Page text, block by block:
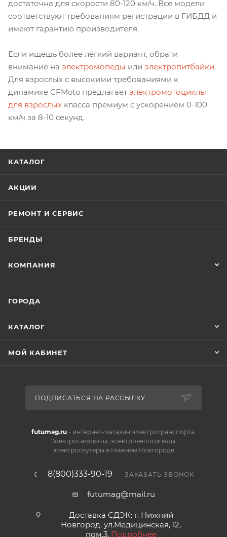
достаточна для скорости 80-120 км/ч. Все модели
соответствуют требованиям регистрации в ГИБДД и
имеют гарантию производителя.
Если ищешь более лёгкий вариант, обрати
внимание на электромопеды или электропитбайки.
Для взрослых с высокими требованиями к
динамике CFMoto предлагает электромотоциклы
для взрослых класса премиум с ускорением 0-100
км/ч за 8-10 секунд.
КАТАЛОГ
АКЦИИ
РЕМОНТ И СЕРВИС
БРЕНДЫ
КОМПАНИЯ
ГОРОДА
КАТАЛОГ
МОЙ КАБИНЕТ
ПОДПИСАТЬСЯ НА РАССЫЛКУ
futumag.ru- интернет-магазин электротранспорта.
Электросамокаты, электровелосипеды,
электроскутеры в Нижнем Новгороде
8(800)333-90-19 ЗАКАЗАТЬ ЗВОНОК
futumag@mail.ru
Доставка СДЭК: г. Нижний
Новгород. ул.Медицинская, 12,
пом.3. Подробнее